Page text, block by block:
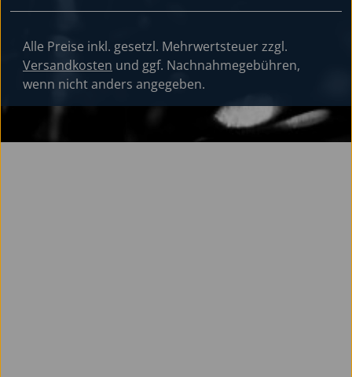
Alle Preise inkl. gesetzl. Mehrwertsteuer zzgl.
Versandkosten und ggf. Nachnahmegebühren,
wenn nicht anders angegeben.